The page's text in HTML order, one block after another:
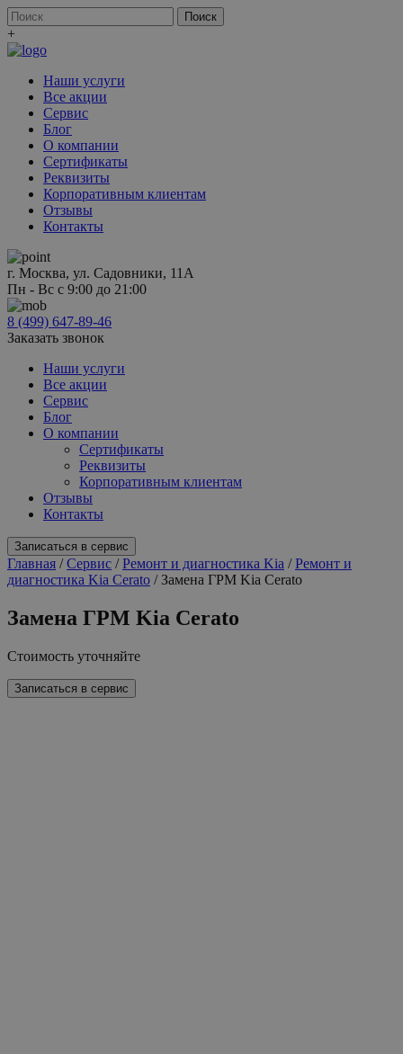
+
Наши услуги
Все акции
Сервис
Блог
О компании
Сертификаты
Реквизиты
Корпоративным клиентам
Отзывы
Контакты
г. Москва, ул. Садовники, 11А
Пн - Вс с 9:00 до 21:00
8 (499) 647-89-46
Заказать звонок
Наши услуги
Все акции
Сервис
Блог
О компании
Сертификаты
Реквизиты
Корпоративным клиентам
Отзывы
Контакты
Записаться в сервис
Главная /Сервис /Ремонт и диагностика Kia /Ремонт и
диагностика Kia Cerato /Замена ГРМ Kia Cerato
Замена ГРМ Kia Cerato
Стоимость уточняйте
Записаться в сервис